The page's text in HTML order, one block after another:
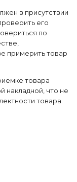
в присутствии
его
по
примерить товар
товара
накладной, что не
товара.